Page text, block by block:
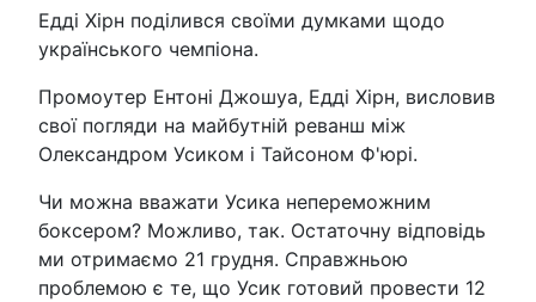
Едді Хірн поділився своїми думками щодо
українського чемпіона.
Промоутер Ентоні Джошуа, Едді Хірн, висловив
свої погляди на майбутній реванш між
Олександром Усиком і Тайсоном Ф'юрі.
Чи можна вважати Усика непереможним
боксером? Можливо, так. Остаточну відповідь
ми отримаємо 21 грудня. Справжньою
проблемою є те, що Усик готовий провести 12